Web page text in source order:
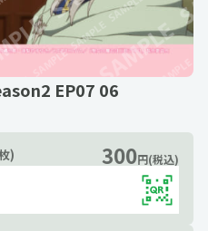
EP07 06
) 300円(税込)